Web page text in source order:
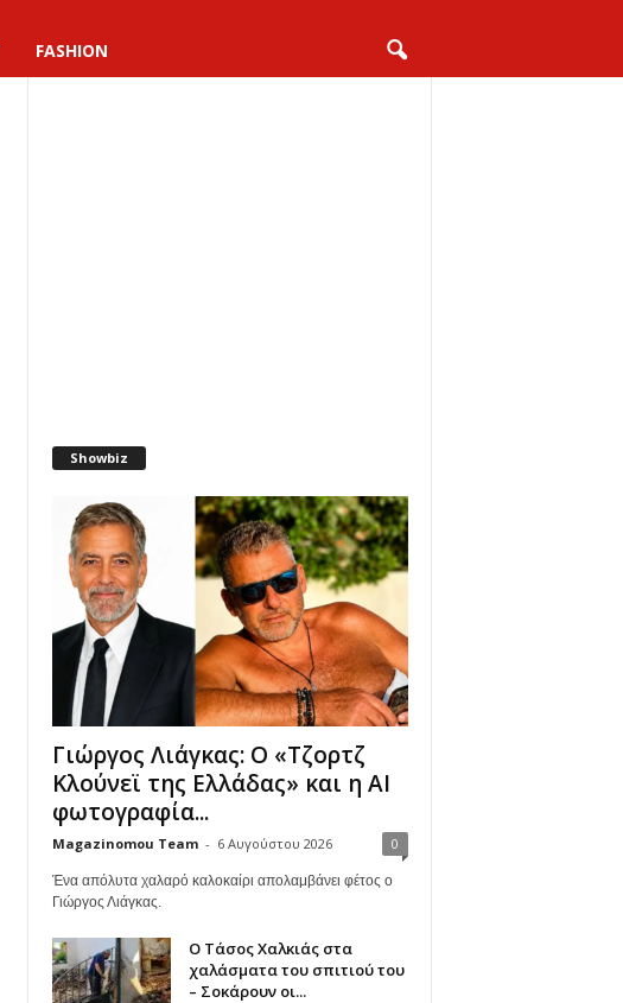
FASHION
Showbiz
Γιώργος Λιάγκας: Ο «Τζορτζ
Κλούνεϊ της Ελλάδας» και η AI
φωτογραφία...
Magazinomou Team - 6 Αυγούστου 2026 0
Ένα απόλυτα χαλαρό καλοκαίρι απολαμβάνει φέτος ο
Γιώργος Λιάγκας.
Ο Τάσος Χαλκιάς στα
χαλάσματα του σπιτιού του
– Σοκάρουν οι...